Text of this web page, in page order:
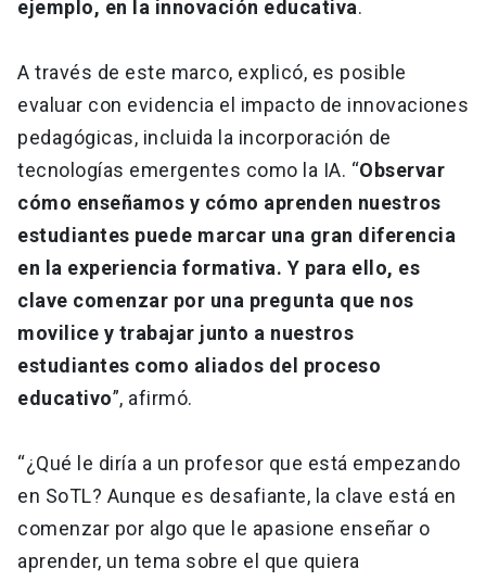
ejemplo, en la innovación educativa.
A través de este marco, explicó, es posible
evaluar con evidencia el impacto de innovaciones
pedagógicas, incluida la incorporación de
tecnologías emergentes como la IA. “Observar
cómo enseñamos y cómo aprenden nuestros
estudiantes puede marcar una gran diferencia
en la experiencia formativa. Y para ello, es
clave comenzar por una pregunta que nos
movilice y trabajar junto a nuestros
estudiantes como aliados del proceso
educativo”, afirmó.
“¿Qué le diría a un profesor que está empezando
en SoTL? Aunque es desafiante, la clave está en
comenzar por algo que le apasione enseñar o
aprender, un tema sobre el que quiera